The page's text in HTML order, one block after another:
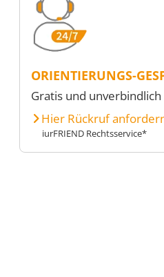
ORIENTIERUNGS-
Gratis und unverbindlich
Hier Rückruf
iurFRIEND Rechtsservice*